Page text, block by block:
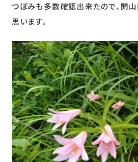
つぼみも多数確認出来たので、開
思います。